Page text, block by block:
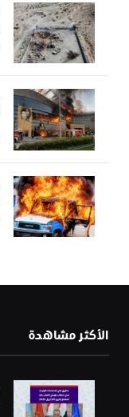
الأكثر مشاهدة